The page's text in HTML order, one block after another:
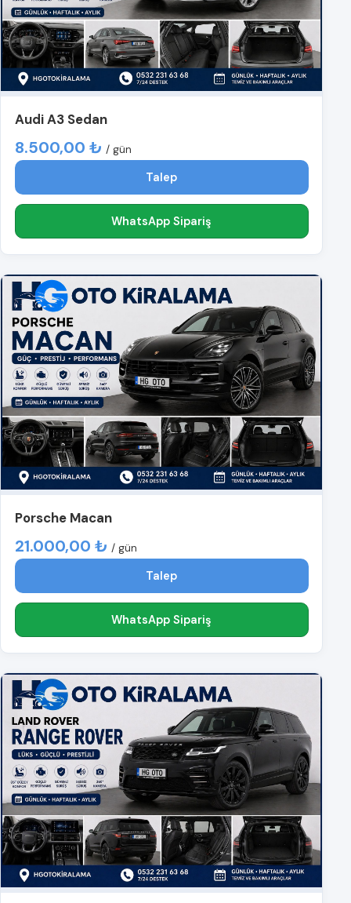
Audi A3 Sedan
8.500,00 ₺ / gün
Talep
WhatsApp Sipariş
Porsche Macan
21.000,00 ₺ / gün
Talep
WhatsApp Sipariş